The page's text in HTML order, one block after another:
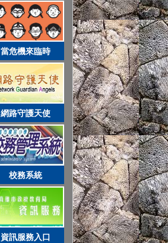
校務系統
資訊服務入口
智慧財產權
節能減碳全民行動
詐騙5所不在
網路守護天使
校務系統